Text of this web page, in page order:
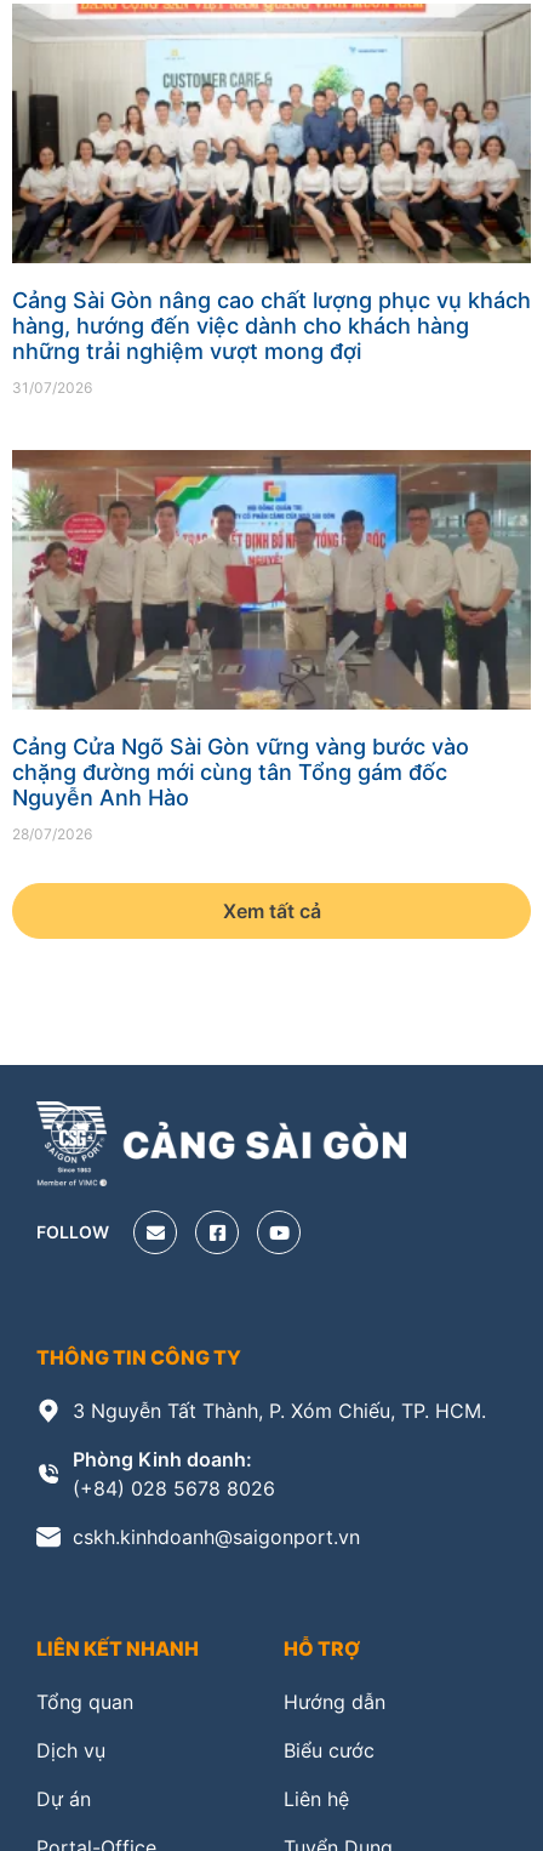
Cảng Sài Gòn nâng cao chất lượng phục vụ khách
hàng, hướng đến việc dành cho khách hàng
những trải nghiệm vượt mong đợi
31/07/2026
Cảng Cửa Ngõ Sài Gòn vững vàng bước vào
chặng đường mới cùng tân Tổng gám đốc
Nguyễn Anh Hào
28/07/2026
Xem tất cả
FOLLOW
THÔNG TIN CÔNG TY
3 Nguyễn Tất Thành, P. Xóm Chiếu, TP. HCM.
Phòng Kinh doanh:
(+84) 028 5678 8026
cskh.kinhdoanh@saigonport.vn
LIÊN KẾT NHANH
Tổng quan
Dịch vụ
Dự án
HỖ TRỢ
Hướng dẫn
Biểu cước
Liên hệ